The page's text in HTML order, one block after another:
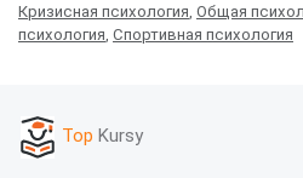
Кризисная психология, Общая
психология, Спортивная психология
Top Kursy